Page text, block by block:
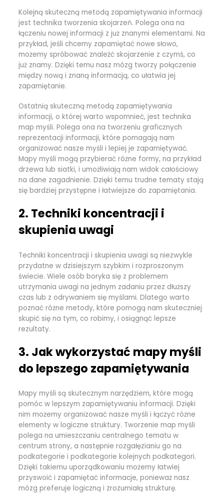
Kolejną skuteczną metodą zapamiętywania informacji
jest technika tworzenia skojarzeń. Polega ona na
łączeniu nowej informacji z już znanymi elementami. Na
przykład, jeśli chcemy zapamiętać nowe słowo,
możemy spróbować znaleźć skojarzenie z czymś, co
już znamy. Dzięki temu nasz mózg tworzy połączenie
między nową i znaną informacją, co ułatwia jej
zapamiętanie.
Ostatnią skuteczną metodą zapamiętywania
informacji, o której warto wspomnieć, jest technika
map myśli. Polega ona na tworzeniu graficznych
reprezentacji informacji, które pomagają nam
organizować nasze myśli i lepiej je zapamiętywać.
Mapy myśli mogą przybierać różne formy, na przykład
drzewa lub siatki, i umożliwiają nam widok całościowy
na dane zagadnienie. Dzięki temu trudne tematy stają
się bardziej przystępne i łatwiejsze do zapamiętania.
2. Techniki koncentracji i
skupienia uwagi
Techniki koncentracji i skupienia uwagi są niezwykle
przydatne w dzisiejszym szybkim i rozproszonym
świecie. Wiele osób boryka się z problemem
utrzymania uwagi na jednym zadaniu przez dłuższy
czas lub z odrywaniem się myślami. Dlatego warto
poznać różne metody, które pomogą nam skuteczniej
skupić się na tym, co robimy, i osiągnąć lepsze
rezultaty.
3. Jak wykorzystać mapy myśli
do lepszego zapamiętywania
Mapy myśli są skutecznym narzędziem, które mogą
pomóc w lepszym zapamiętywaniu informacji. Dzięki
nim możemy organizować nasze myśli i łączyć różne
elementy w logiczne struktury. Tworzenie map myśli
polega na umieszczaniu centralnego tematu w
centrum strony, a następnie rozgałęzianiu go na
podkategorie i podkategorie kolejnych podkategori.
Dzięki takiemu uporządkowaniu możemy łatwiej
przyswoić i zapamiętać informacje, ponieważ nasz
mózg preferuje logiczną i zrozumiałą strukturę.